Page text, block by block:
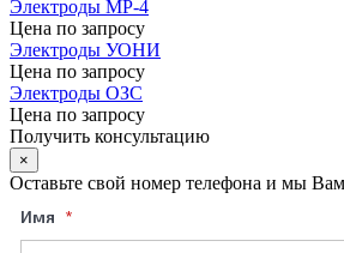
Электроды МР-4
Цена по запросу
Электроды УОНИ
Цена по запросу
Электроды ОЗС
Цена по запросу
Получить консультацию
×
Оставьте свой номер телефона и мы
Имя